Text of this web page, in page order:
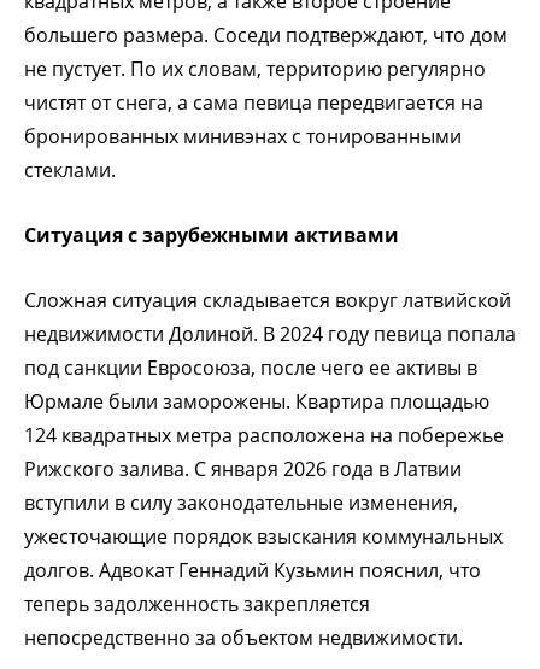
большего размера. Соседи подтверждают, что дом
не пустует. По их словам, территорию регулярно
чистят от снега, а сама певица передвигается на
бронированных минивэнах с тонированными
стеклами.
Ситуация с зарубежными активами
Сложная ситуация складывается вокруг латвийской
недвижимости Долиной. В 2024 году певица попала
под санкции Евросоюза, после чего ее активы в
Юрмале были заморожены. Квартира площадью
124 квадратных метра расположена на побережье
Рижского залива. С января 2026 года в Латвии
вступили в силу законодательные изменения,
ужесточающие порядок взыскания коммунальных
долгов. Адвокат Геннадий Кузьмин пояснил, что
теперь задолженность закрепляется
непосредственно за объектом недвижимости.